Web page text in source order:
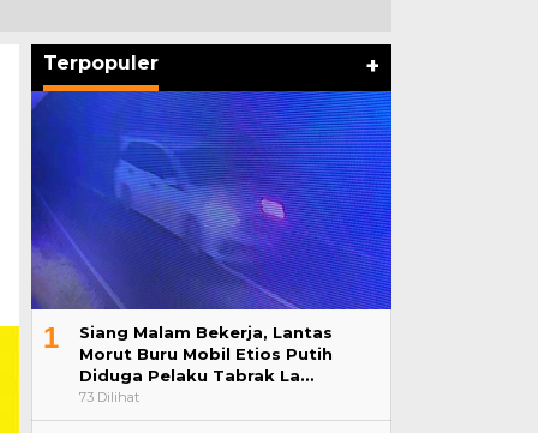
Terpopuler +
1
Siang Malam Bekerja, Lantas
Morut Buru Mobil Etios Putih
Diduga Pelaku Tabrak La…
73 Dilihat